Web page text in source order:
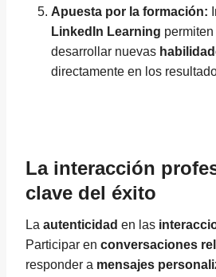
Apuesta por la formación:
LinkedIn Learning
desarrollar nuevas
directamente en los
La interacción
clave del éxito
La autenticidad en las
Participar en conversaciones
responder a mensajes